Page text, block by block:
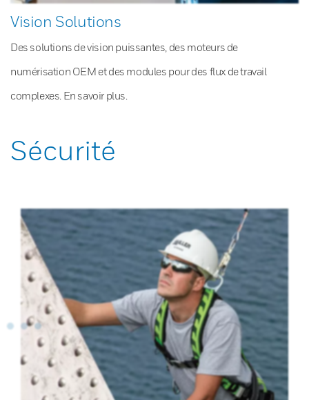
Vision Solutions
Des solutions de vision puissantes, des moteurs de
numérisation OEM et des modules pour des flux de travail
complexes. En savoir plus.
Sécurité